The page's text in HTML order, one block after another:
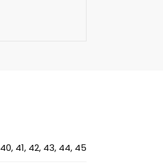
40, 41, 42, 43, 44, 45